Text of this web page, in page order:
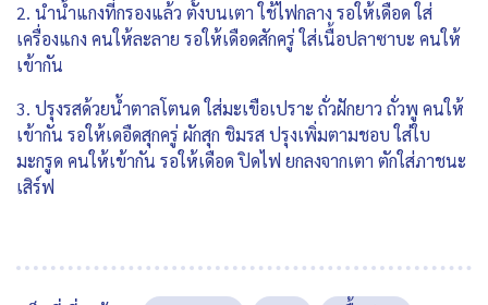
2. นำน้ำแกงที่กรองแล้ว ตั้งบนเตา ใช้ไฟกลาง รอให้เดือด ใส่
เครื่องแกง คนให้ละลาย รอให้เดือดสักครู่ ใส่เนื้อปลาซาบะ คนให้
เข้ากัน
3. ปรุงรสด้วยน้ำตาลโตนด ใส่มะเขือเปราะ ถั่วฝักยาว ถั่วพู คนให้
เข้ากัน รอให้เดอืดสุกครู่ ผักสุก ชิมรส ปรุงเพิ่มตามชอบ ใส่ใบ
มะกรูด คนให้เข้ากัน รอให้เดือด ปิดไฟ ยกลงจากเตา ตักใส่ภาชนะ
เสิร์ฟ